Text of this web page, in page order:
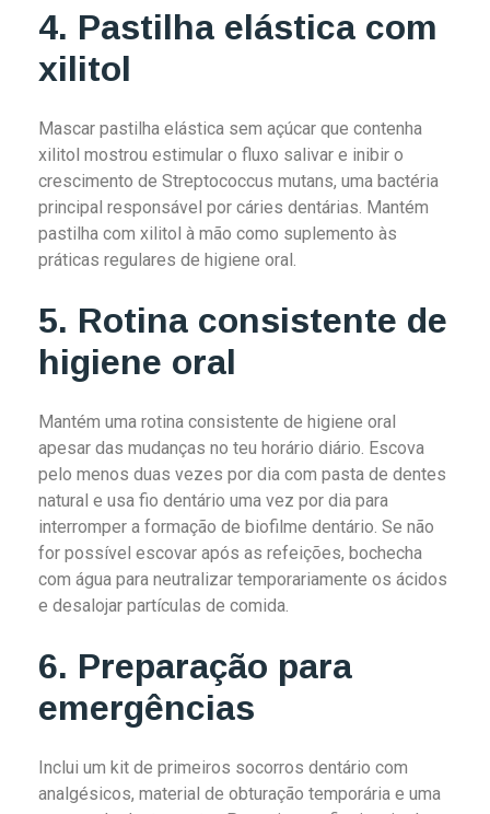
4. Pastilha elástica com
xilitol
Mascar pastilha elástica sem açúcar que contenha
xilitol mostrou estimular o fluxo salivar e inibir o
crescimento de Streptococcus mutans, uma bactéria
principal responsável por cáries dentárias. Mantém
pastilha com xilitol à mão como suplemento às
práticas regulares de higiene oral.
5. Rotina consistente de
higiene oral
Mantém uma rotina consistente de higiene oral
apesar das mudanças no teu horário diário. Escova
pelo menos duas vezes por dia com pasta de dentes
natural e usa fio dentário uma vez por dia para
interromper a formação de biofilme dentário. Se não
for possível escovar após as refeições, bochecha
com água para neutralizar temporariamente os ácidos
e desalojar partículas de comida.
6. Preparação para
emergências
Inclui um kit de primeiros socorros dentário com
analgésicos, material de obturação temporária e uma